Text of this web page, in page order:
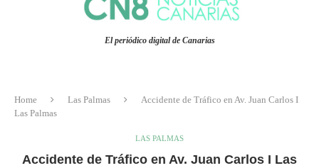
El periódico digital de Canarias
Home Las Palmas
Accidente de Tráfico en Av. Juan Carlos I
Las Palmas
LAS PALMAS
Accidente de Tráfico en Av. Juan Carlos I Las